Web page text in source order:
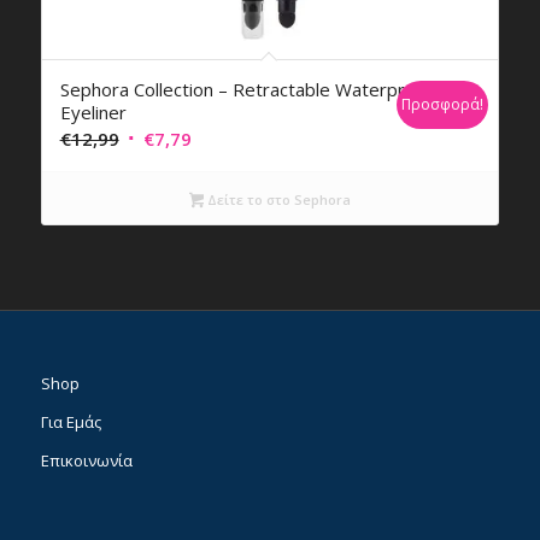
Sephora Collection – Retractable Waterproof
Eyeliner
€12,99 Original
€12,99.
€7,79Η
τιμή
είναι:
Προσφορά!
Δείτε το στο Sephora
Shop
Για Εμάς
Επικοινωνία